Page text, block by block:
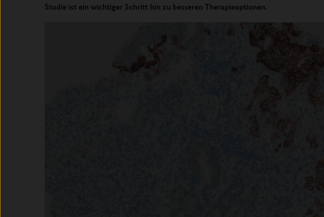
Studie ist ein wichtiger Schritt hin zu besseren Therapieoptionen.